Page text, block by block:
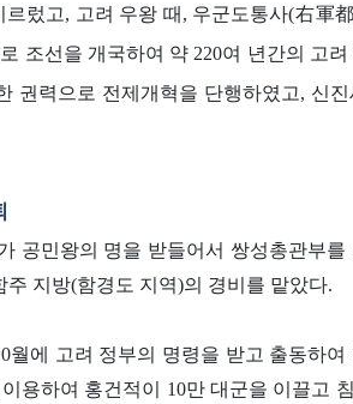
렀고, 고려 우왕 때, 우군도통사(右軍
조선을 개국하여 약 220여 년간의 고
권력으로 전제개혁을 단행하였고, 신
공민왕의 명을 받들어서 쌍성총관부
주 지방(함경도 지역)의 경비를 맡았다.
월에 고려 정부의 명령을 받고 출동하
용하여 홍건적이 10만 대군을 이끌고